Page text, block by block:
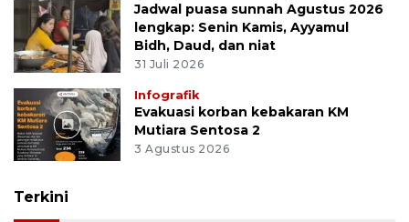
Jadwal puasa sunnah Agustus 2026
lengkap: Senin Kamis, Ayyamul
Bidh, Daud, dan niat
31 Juli 2026
Infografik
Evakuasi korban kebakaran KM
Mutiara Sentosa 2
3 Agustus 2026
Terkini